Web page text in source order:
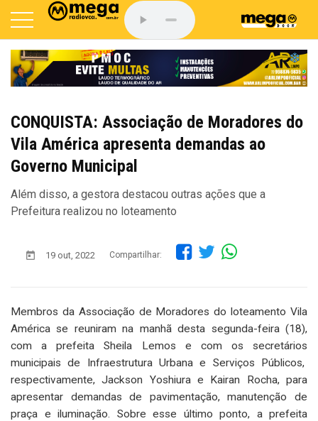
CONQUISTA: Associação de Moradores do
Vila América apresenta demandas ao
Governo Municipal
Além disso, a gestora destacou outras ações que a
Prefeitura realizou no loteamento
19 out, 2022 Compartilhar:
Membros da Associação de Moradores do loteamento Vila
América se reuniram na manhã desta segunda-feira (18),
com a prefeita Sheila Lemos e com os secretários
municipais de Infraestrutura Urbana e Serviços Públicos,
respectivamente, Jackson Yoshiura e Kairan Rocha, para
apresentar demandas de pavimentação, manutenção de
praça e iluminação. Sobre esse último ponto, a prefeita